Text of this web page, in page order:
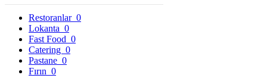
Restoranlar 0
Lokanta 0
Fast Food 0
Catering 0
Pastane 0
Fırın 0